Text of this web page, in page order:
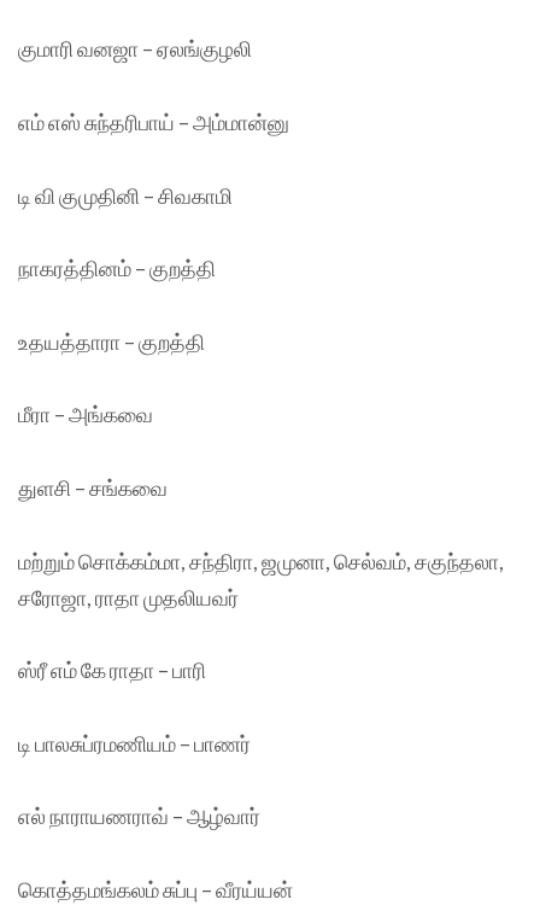
குமாரி வனஜா – ஏலங்குழலி
எம் எஸ் சுந்தரிபாய் – அம்மான்னு
டி வி குமுதினி – சிவகாமி
நாகரத்தினம் – குறத்தி
உதயத்தாரா – குறத்தி
மீரா – அங்கவை
துளசி – சங்கவை
மற்றும் சொக்கம்மா, சந்திரா, ஜமுனா, செல்வம், சகுந்தலா,
சரோஜா, ராதா முதலியவர்
ஸ்ரீ எம் கே ராதா – பாரி
டி பாலசுப்ரமணியம் – பாணர்
எல் நாராயணராவ் – ஆழ்வார்
கொத்தமங்கலம் சுப்பு – வீரய்யன்